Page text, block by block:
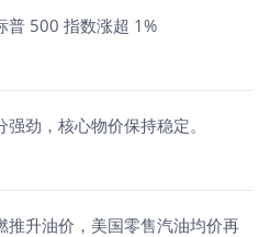
普 500 指数涨超 1%
劲，核心物价保持稳定。
推升油价，美国零售汽油均价再